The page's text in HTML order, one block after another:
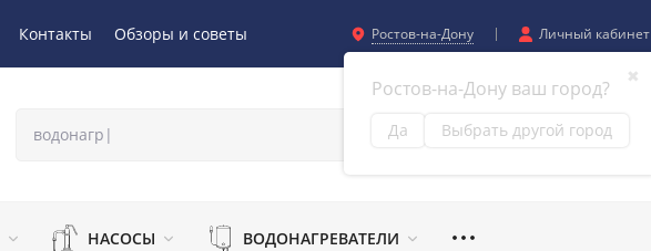
Контакты Обзоры и советы Ростов-на-Дону
✖
Ростов-на-Дону ваш город?
Да Выбрать другой город
Личный кабинет
НАСОСЫ ВОДОНАГРЕВАТЕЛИ